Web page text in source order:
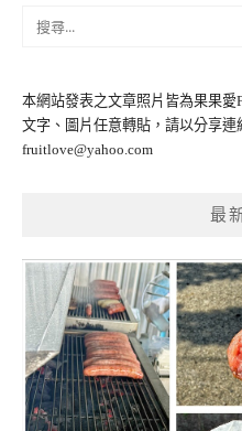
字:
本網站發表之文章照片皆為果果
文字、圖片任意轉貼，請以分享
fruitlove@yahoo.com
最